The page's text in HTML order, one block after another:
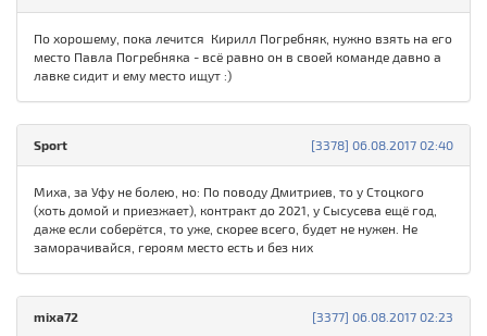
По хорошему, пока лечится Кирилл Погребняк, нужно взять на его
место Павла Погребняка - всё равно он в своей команде давно а
лавке сидит и ему место ищут :)
[3378] 06.08.2017 02:40
Sport
Миха, за Уфу не болею, но: По поводу Дмитриев, то у Стоцкого
(хоть домой и приезжает), контракт до 2021, у Сысусева ещё год,
даже если соберётся, то уже, скорее всего, будет не нужен. Не
заморачивайся, героям место есть и без них
[3377] 06.08.2017 02:23
mixa72